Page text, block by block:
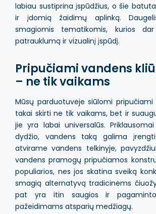
labiau sustiprina įspūdžius, o šie
ir įdomią žaidimų aplinką.
smagiomis tematikomis, kurios
patrauklumą ir vizualinį įspūdį.
Pripučiami vandens
– ne tik vaikams
Mūsų parduotuvėje siūlomi pripučiami
takai skirti ne tik vaikams, bet ir
jie yra labai universalūs.
dydžio, vandens taką galima
atvirame vandens telkinyje,
vandens pramogų pripučiamos
populiarios, nes jos skatina sveiką
smagią alternatyvą tradicinėms
pat yra itin saugios ir
pažeidimams atsparių medžiagų.